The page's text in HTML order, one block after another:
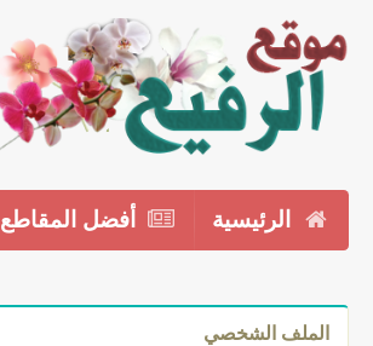
الرئيسية أفضل المقاطع
الملف الشخصي